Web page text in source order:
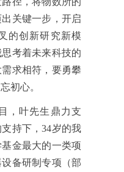
关键一步，开启
的创新研究新模
考着未来科技的
求相符，要勇攀
初心。
，叶先生鼎力支
持下，34岁的我
金最大的一类项
备研制专项（部